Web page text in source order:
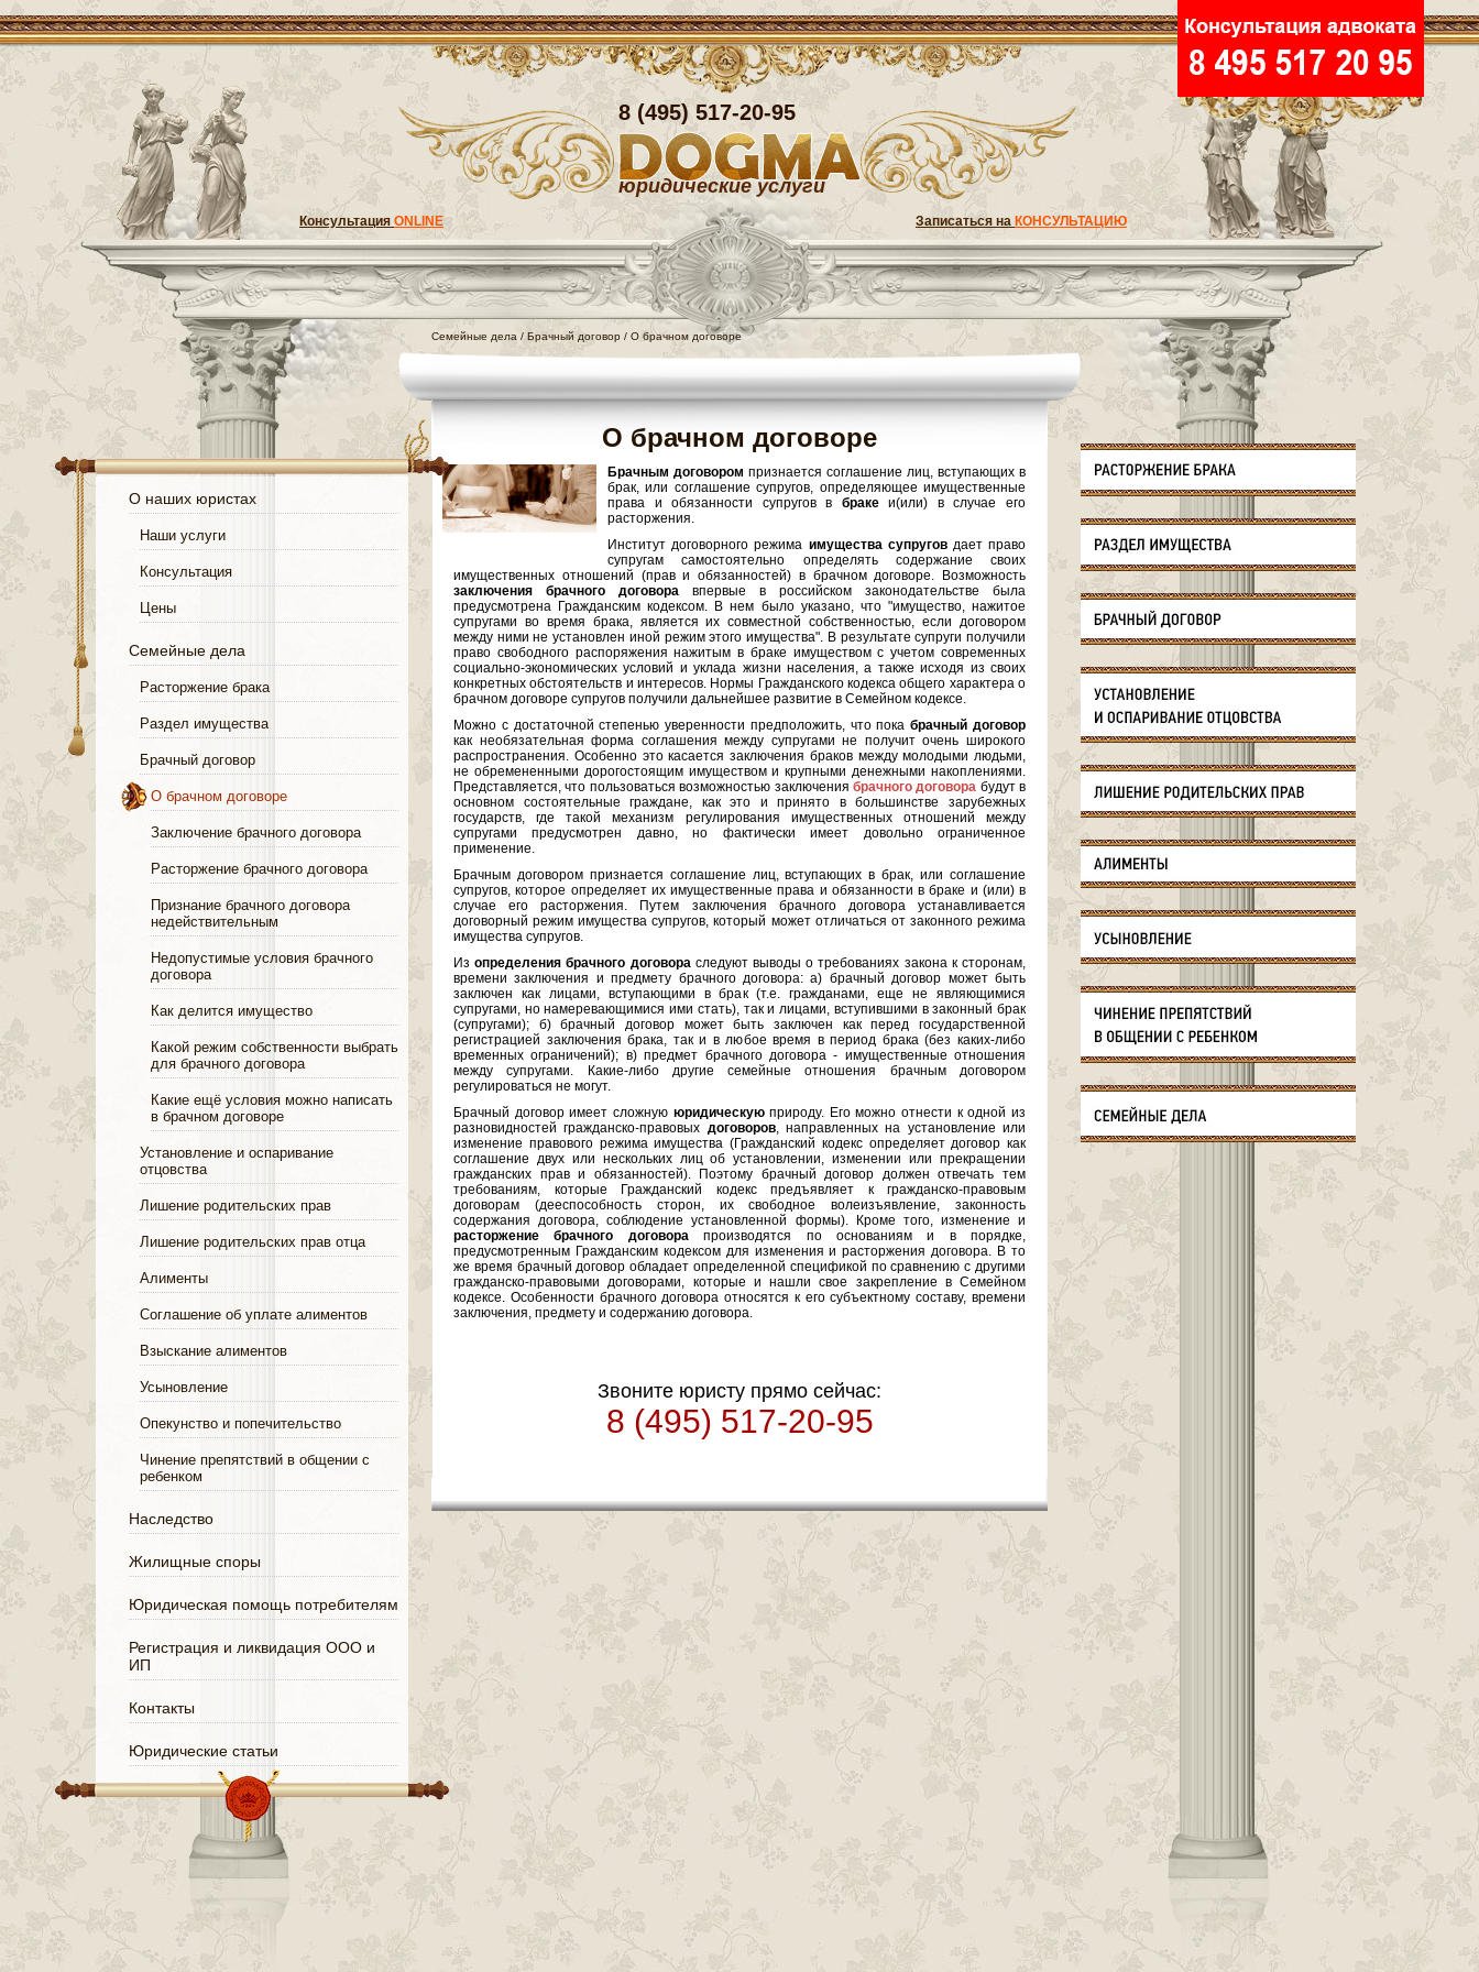
8 (495) 517-20-95
юридические услуги
Консультация ONLINE Записаться на КОНСУЛЬТАЦИЮ
О наших юристах
Наши услуги
Консультация
Цены
Семейные дела
Расторжение брака
Раздел имущества
Брачный договор
О брачном договоре
Заключение брачного договора
Расторжение брачного договора
Признание брачного договора
недействительным
Недопустимые условия брачного
договора
Как делится имущество
Какой режим собственности выбрать
для брачного договора
Какие ещё условия можно написать
в брачном договоре
Установление и оспаривание
отцовства
Лишение родительских прав
Лишение родительских прав отца
Алименты
Соглашение об уплате алиментов
Взыскание алиментов
Усыновление
Опекунство и попечительство
Чинение препятствий в общении с
ребенком
Наследство
Жилищные споры
Юридическая помощь потребителям
Регистрация и ликвидация ООО и
ИП
Контакты
Юридические статьи
Семейные дела / Брачный договор / О брачном договоре
О брачном договоре
Брачным договором признается соглашение лиц, вступающих в
брак, или соглашение супругов, определяющее имущественные
права и обязанности супругов в бракеи(или) в случае его
расторжения.
Институт договорного режима имущества супруговдает право
супругам самостоятельно определять содержание своих
имущественных отношений (прав и обязанностей) в брачном договоре. Возможность
заключения брачного договора впервые в российском законодательстве была
предусмотрена Гражданским кодексом. В нем было указано, что "имущество, нажитое
супругами во время брака, является их совместной собственностью, если договором
между ними не установлен иной режим этого имущества". В результате супруги получили
право свободного распоряжения нажитым в браке имуществом с учетом современных
социально-экономических условий и уклада жизни населения, а также исходя из своих
конкретных обстоятельств и интересов. Нормы Гражданского кодекса общего характера о
брачном договоре супругов получили дальнейшее развитие в Семейном кодексе.
Можно с достаточной степенью уверенности предположить, что покабрачный договор
как необязательная форма соглашения между супругами не получит очень широкого
распространения. Особенно это касается заключения браков между молодыми людьми,
не обремененными дорогостоящим имуществом и крупными денежными накоплениями.
Представляется, что пользоваться возможностью заключения брачного договора будут в
основном состоятельные граждане, как это и принято в большинстве зарубежных
государств, где такой механизм регулирования имущественных отношений между
супругами предусмотрен давно, но фактически имеет довольно ограниченное
применение.
Брачным договором признается соглашение лиц, вступающих в брак, или соглашение
супругов, которое определяет их имущественные права и обязанности в браке и (или) в
случае его расторжения. Путем заключения брачного договора устанавливается
договорный режим имущества супругов, который может отличаться от законного режима
имущества супругов.
Изопределения брачного договораследуют выводы о требованиях закона к сторонам,
времени заключения и предмету брачного договора: а) брачный договор может быть
заключен как лицами, вступающими в брак (т.е. гражданами, еще не являющимися
супругами, но намеревающимися ими стать), так и лицами, вступившими в законный брак
(супругами); б) брачный договор может быть заключен как перед государственной
регистрацией заключения брака, так и в любое время в период брака (без каких-либо
временных ограничений); в) предмет брачного договора - имущественные отношения
между супругами. Какие-либо другие семейные отношения брачным договором
регулироваться не могут.
Брачный договор имеет сложную юридическуюприроду. Его можно отнести к одной из
разновидностей гражданско-правовых договоров, направленных на установление или
изменение правового режима имущества (Гражданский кодекс определяет договор как
соглашение двух или нескольких лиц об установлении, изменении или прекращении
гражданских прав и обязанностей). Поэтому брачный договор должен отвечать тем
требованиям, которые Гражданский кодекс предъявляет к гражданско-правовым
договорам (дееспособность сторон, их свободное волеизъявление, законность
содержания договора, соблюдение установленной формы). Кроме того, изменение и
расторжение брачного договорапроизводятся по основаниям и в порядке,
предусмотренным Гражданским кодексом для изменения и расторжения договора. В то
же время брачный договор обладает определенной спецификой по сравнению с другими
гражданско-правовыми договорами, которые и нашли свое закрепление в Семейном
кодексе. Особенности брачного договора относятся к его субъектному составу, времени
заключения, предмету и содержанию договора.
Звоните юристу прямо сейчас:
8 (495) 517-20-95